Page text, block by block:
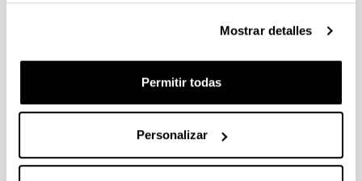
Mostrar detalles
Permitir todas
Personalizar
Convocatoria de ayudas predoctorales: Programa FPU
Plazo de presentación cerrado: 17/01/2023 - 15/02/2023
El plazo para la presentación de solicitudes finaliza el
15/02/2023, a las 14:00
PROYECTOS DE GENERACION DE CONOCIMIENTO
2022